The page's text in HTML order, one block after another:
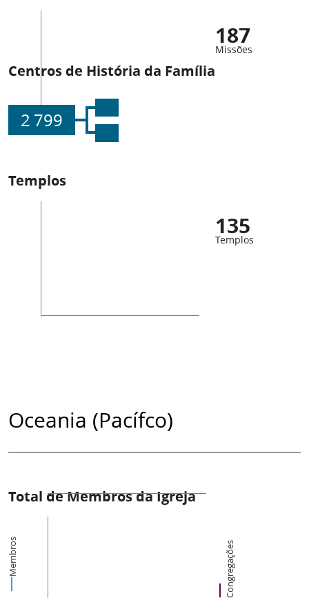
187
Missões
Centros de História da Família
2 799
Templos
135
Templos
Oceania (Pacífco)
Total de Membros da Igreja
Membros Congregações